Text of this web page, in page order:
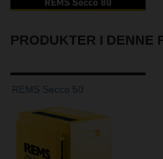
PRODUKTER I DENNE
REMS Secco 50